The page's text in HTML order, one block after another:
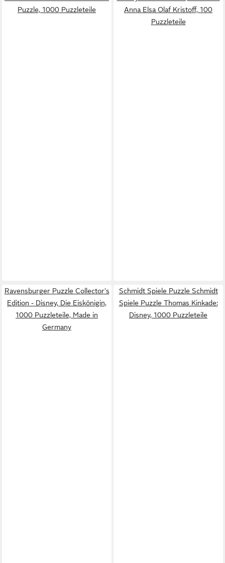
Puzzle, 1000 Puzzleteile
Anna Elsa Olaf Kristoff, 100
Puzzleteile
Ravensburger Puzzle Collector's
Edition - Disney, Die Eiskönigin,
1000 Puzzleteile, Made in
Germany
Schmidt Spiele Puzzle Schmidt
Spiele Puzzle Thomas Kinkade:
Disney, 1000 Puzzleteile